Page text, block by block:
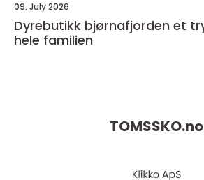
09. July 2026
Dyrebutikk bjørnafjorden et trygt valg for
hele familien
TOMSSKO.no